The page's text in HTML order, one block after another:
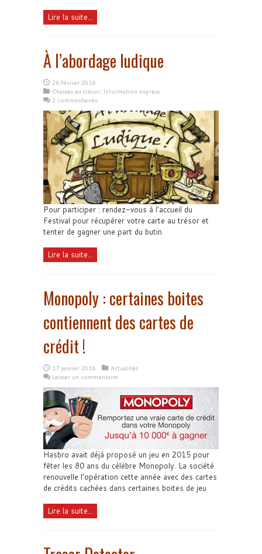
Lire la suite...
À l’abordage ludique
26 février 2016
Chasses au trésor, Information express
2 commentaires
Pour participer : rendez-vous à l'accueil du
Festival pour récupérer votre carte au trésor et
tenter de gagner une part du butin
Lire la suite...
Monopoly : certaines boites
contiennent des cartes de
crédit !
17 janvier 2016
Actualités
Laisser un commentaire
Hasbro avait déjà proposé un jeu en 2015 pour
fêter les 80 ans du célèbre Monopoly. La société
renouvelle l’opération cette année avec des cartes
de crédits cachées dans certaines boites de jeu
Lire la suite...